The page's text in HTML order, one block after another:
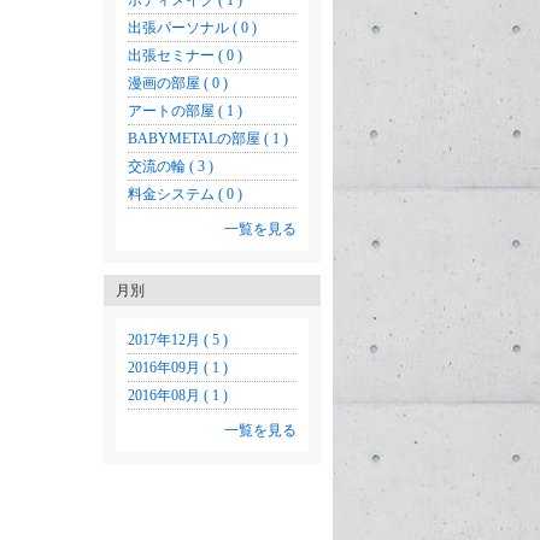
出張パーソナル ( 0 )
出張セミナー ( 0 )
漫画の部屋 ( 0 )
アートの部屋 ( 1 )
BABYMETALの部屋 ( 1 )
交流の輪 ( 3 )
料金システム ( 0 )
一覧を見る
月別
2017年12月 ( 5 )
2016年09月 ( 1 )
2016年08月 ( 1 )
一覧を見る